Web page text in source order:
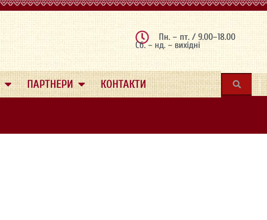
Пн. – пт. / 9.00–18.00
Сб. – нд. – вихідні
ПАРТНЕРИ КОНТАКТИ |